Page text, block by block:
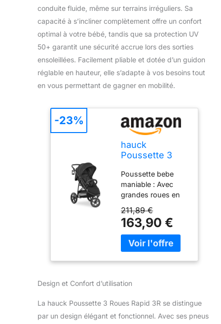
conduite fluide, même sur terrains irréguliers. Sa
capacité à s’incliner complètement offre un confort
optimal à votre bébé, tandis que sa protection UV
50+ garantit une sécurité accrue lors des sorties
ensoleillées. Facilement pliable et dotée d’un guidon
réglable en hauteur, elle s’adapte à vos besoins tout
en vous permettant de gagner en mobilité.
hauck
Poussette 3
3R, Pneus
Caoutchouc,
Pliage une
Main, Black
Poussette bebe
maniable : Avec
grandes roues en
suspension arrière
pour un confort
optimal sur presque
tous les terrains, de
poussette hauck
Rapid 3R se plie
d’une seule main
(88 x 61 x 39 cm)
211,89 €
163,90 €
-23%
Design et Confort d’utilisation
La hauck Poussette 3 Roues Rapid 3R se distingue
par un design élégant et fonctionnel. Avec ses pneus